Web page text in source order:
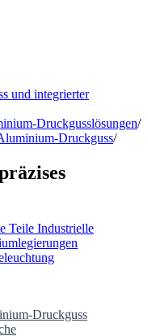
und integrierter
Druckgusslösungen/
Druckguss/
Teile Industrielle
Druckguss